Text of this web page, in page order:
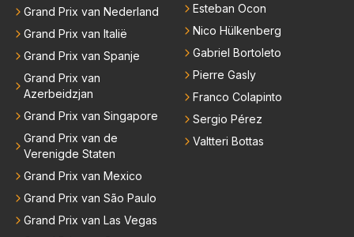
Grand Prix van Nederland
Grand Prix van Italië
Grand Prix van Spanje
Grand Prix van
Azerbeidzjan
Grand Prix van Singapore
Grand Prix van de
Verenigde Staten
Grand Prix van Mexico
Grand Prix van São Paulo
Grand Prix van Las Vegas
Esteban Ocon
Nico Hülkenberg
Gabriel Bortoleto
Pierre Gasly
Franco Colapinto
Sergio Pérez
Valtteri Bottas